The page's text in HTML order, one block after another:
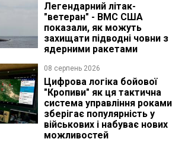
Легендарний літак-
"ветеран" - ВМС США
показали, як можуть
захищати підводні човни з
ядерними ракетами
08 серпень 2026
Цифрова логіка бойової
"Кропиви" як ця тактична
система управління роками
зберігає популярність у
військових і набуває нових
можливостей